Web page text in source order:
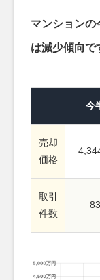
マンションの
は減少傾向で
今
売却
価格
取引
件数